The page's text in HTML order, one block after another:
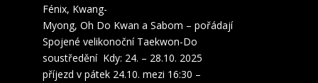
Fénix, Kwang-
Myong, Oh Do Kwan a Sabom – pořádají
Spojené velikonoční Taekwon-Do
soustředění Kdy: 24. – 28.10. 2025
příjezd v pátek 24.10. mezi 16:30 –